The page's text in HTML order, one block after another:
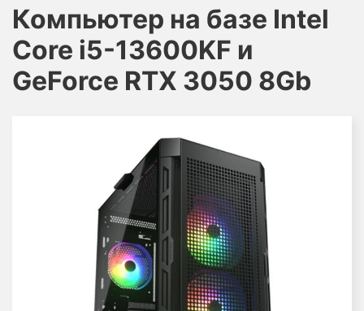
Компьютер на базе Intel
Core i5-13600KF и
GeForce RTX 3050 8Gb